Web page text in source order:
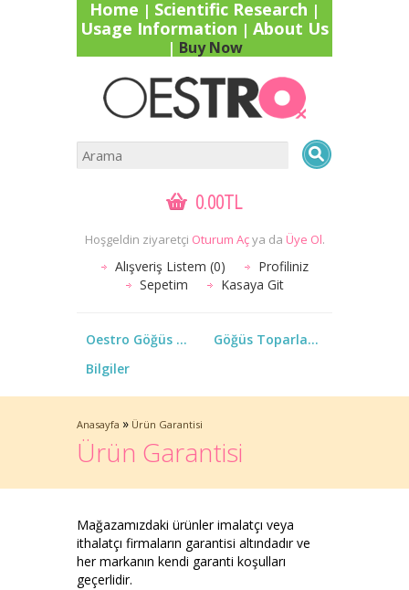
Home | Scientific Research |
Usage Information | About Us
| Buy Now
0.00TL
Hoşgeldin ziyaretçi Oturum Açya da Üye Ol.
Alışveriş Listem (0)
Profiliniz
Sepetim
Kasaya Git
Oestro Göğüs Kremi
Göğüs Toparlayıcı Dikleştirici Dolgunşatırıcı 2,3,4 Aylık Kullanımlar
Bilgiler
Anasayfa » Ürün Garantisi
Ürün Garantisi
Mağazamızdaki ürünler imalatçı veya
ithalatçı firmaların garantisi altındadır ve
her markanın kendi garanti koşulları
geçerlidir.